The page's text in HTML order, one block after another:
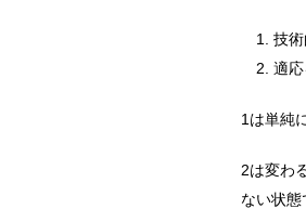
技
適
1は単純
2は変わ
ない状態